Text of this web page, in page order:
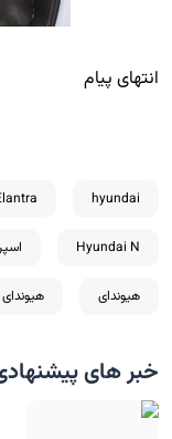
انتهای پیام
hyundai
Hyundai N
هیوندای هیوندای
خبر های